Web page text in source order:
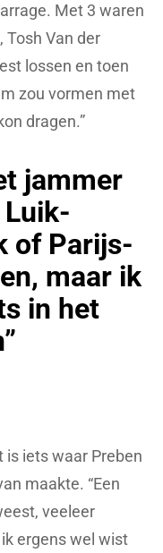
Met 3 waren
Tosh Van der
lossen en toen
zou vormen met
dragen.”
jammer
of Parijs-
maar ik
in het
is iets waar Preben
maakte. “Een
veeleer
ergens wel wist